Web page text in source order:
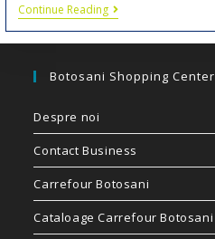
Continue Reading
Botosani Shopping Center
Despre noi
Contact Business
Carrefour Botosani
Cataloage Carrefour Botosani